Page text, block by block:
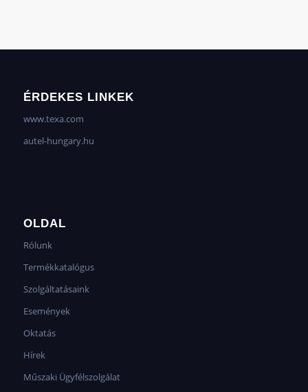
ÉRDEKES LINKEK
www.texa.com
autel-hungary.hu
OLDAL
Rólunk
Termékkatalógus
Szolgáltatásaink
Események
Oktatás
Hírek
Műszaki Ügyfélszolgálat